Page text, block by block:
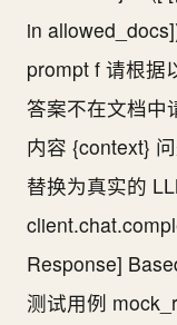
in
prompt f 请根据
答案不在文档中
内容 {context}
替换为真实的
Response]
测试用例